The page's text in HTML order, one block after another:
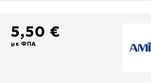
5,50 €
με ΦΠΑ